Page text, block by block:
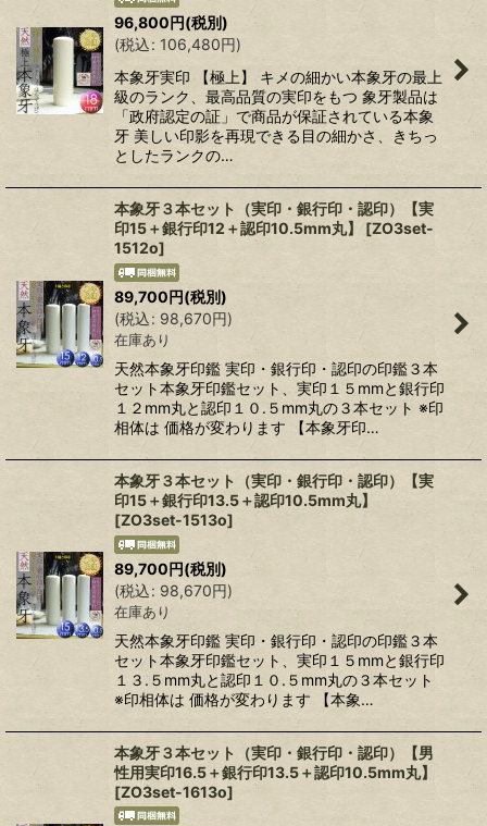
96,800円(税別)
(税込: 106,480円)
本象牙実印 【極上】 キメの細かい本象牙の最上
級のランク、最高品質の実印をもつ 象牙製品は
「政府認定の証」で商品が保証されている本象
牙 美しい印影を再現できる目の細かさ、きちっ
としたランクの…
本象牙３本セット（実印・銀行印・認印）【実
印15＋銀行印12＋認印10.5mm丸】
[ZO3set-
1512o]
89,700円(税別)
(税込: 98,670円)
在庫あり
天然本象牙印鑑 実印・銀行印・認印の印鑑３本
セット本象牙印鑑セット、実印１５mmと銀行印
１２mm丸と認印１０.５mm丸の３本セット ※印
相体は 価格が変わります 【本象牙印…
本象牙３本セット（実印・銀行印・認印）【実
印15＋銀行印13.5＋認印10.5mm丸】
[ZO3set-1513o]
89,700円(税別)
(税込: 98,670円)
在庫あり
天然本象牙印鑑 実印・銀行印・認印の印鑑３本
セット本象牙印鑑セット、実印１５mmと銀行印
１３.５mm丸と認印１０.５mm丸の３本セット
※印相体は 価格が変わります 【本象…
本象牙３本セット（実印・銀行印・認印）【男
性用実印16.5＋銀行印13.5＋認印10.5mm丸】
[ZO3set-1613o]